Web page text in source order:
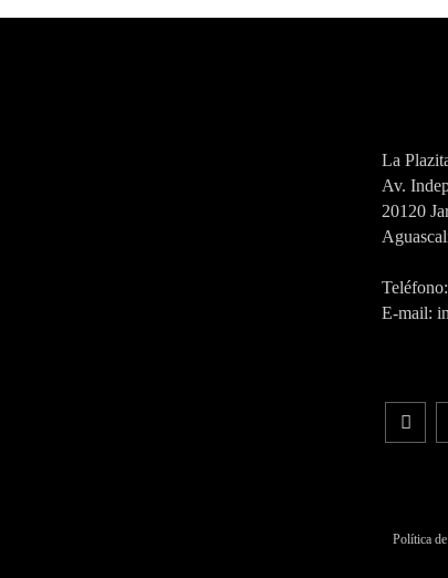
La
Av.
20120
E-mail: in
Política